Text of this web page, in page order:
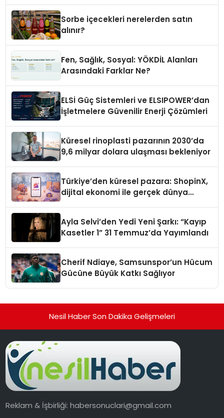
Sorbe içecekleri nerelerden satın
alınır?
Fen, Sağlık, Sosyal: YÖKDİL Alanları
Arasındaki Farklar Ne?
ELSİ Güç Sistemleri ve ELSIPOWER’dan
İşletmelere Güvenilir Enerji Çözümleri
Küresel rinoplasti pazarının 2030’da
9,6 milyar dolara ulaşması bekleniyor
Türkiye’den küresel pazara: ShopinX,
dijital ekonomi ile gerçek dünya
Ayla Selvi’den Yedi Yeni Şarkı: “Kayıp
Kasetler 1” 31 Temmuz’da Yayımlandı
Cherif Ndiaye, Samsunspor’un Hücum
Gücüne Büyük Katkı Sağlıyor
Nesil Haber Son Dakika Gelişmeleri
Reklam & İşbirliği:habersonuclari@gmail.com